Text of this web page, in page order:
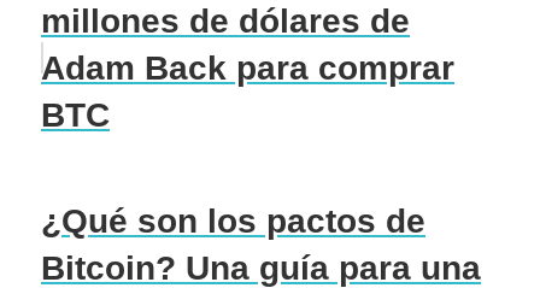
millones de dólares de
Adam Back para comprar
BTC
¿Qué son los pactos de
Bitcoin? Una guía para una